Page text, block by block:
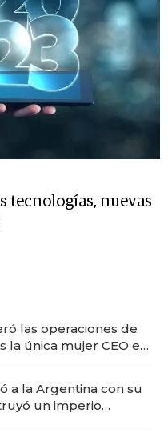
tecnologías, nuevas
las operaciones de
la única mujer CEO en
a la Argentina con su
un imperio